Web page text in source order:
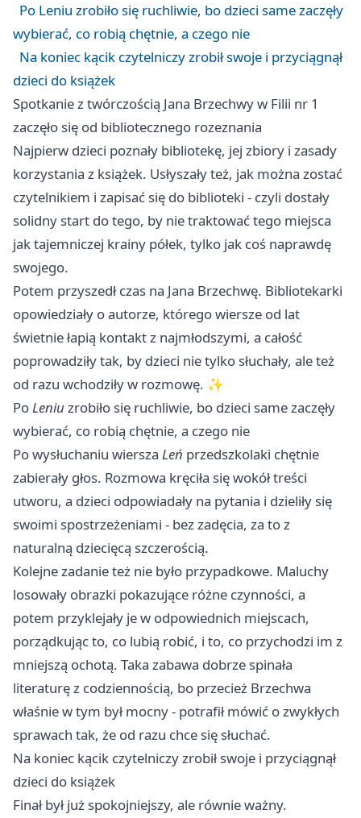
Po Leniu zrobiło się ruchliwie, bo dzieci same zaczęły
wybierać, co robią chętnie, a czego nie
Na koniec kącik czytelniczy zrobił swoje i przyciągnął
dzieci do książek
Spotkanie z twórczością Jana Brzechwy w Filii nr 1
zaczęło się od bibliotecznego rozeznania
Najpierw dzieci poznały bibliotekę, jej zbiory i zasady
korzystania z książek. Usłyszały też, jak można zostać
czytelnikiem i zapisać się do biblioteki - czyli dostały
solidny start do tego, by nie traktować tego miejsca
jak tajemniczej krainy półek, tylko jak coś naprawdę
swojego.
Potem przyszedł czas na Jana Brzechwę. Bibliotekarki
opowiedziały o autorze, którego wiersze od lat
świetnie łapią kontakt z najmłodszymi, a całość
poprowadziły tak, by dzieci nie tylko słuchały, ale też
od razu wchodziły w rozmowę. ✨
PoLeniuzrobiło się ruchliwie, bo dzieci same zaczęły
wybierać, co robią chętnie, a czego nie
Po wysłuchaniu wiersza Leń przedszkolaki chętnie
zabierały głos. Rozmowa kręciła się wokół treści
utworu, a dzieci odpowiadały na pytania i dzieliły się
swoimi spostrzeżeniami - bez zadęcia, za to z
naturalną dziecięcą szczerością.
Kolejne zadanie też nie było przypadkowe. Maluchy
losowały obrazki pokazujące różne czynności, a
potem przyklejały je w odpowiednich miejscach,
porządkując to, co lubią robić, i to, co przychodzi im z
mniejszą ochotą. Taka zabawa dobrze spinała
literaturę z codziennością, bo przecież Brzechwa
właśnie w tym był mocny - potrafił mówić o zwykłych
sprawach tak, że od razu chce się słuchać.
Na koniec kącik czytelniczy zrobił swoje i przyciągnął
dzieci do książek
Finał był już spokojniejszy, ale równie ważny.